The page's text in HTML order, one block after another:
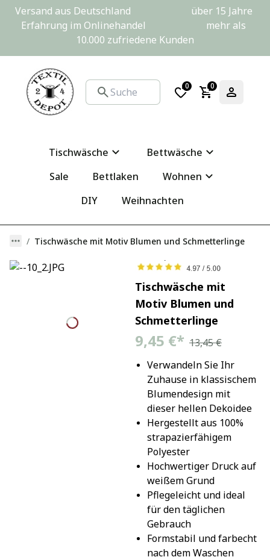
Versand aus Deutschland                         über 15 Jahre
Erfahrung im Onlinehandel                         mehr als
10.000 zufriedene Kunden
0 0
Tischwäsche
Bettwäsche
Sale
Bettlaken
Wohnen
DIY
Weihnachten
Tischwäsche mit Motiv Blumen und Schmetterlinge
Tischwäsche mit
Motiv Blumen und
Schmetterlinge
9,45 €* 13,45 €
Verwandeln Sie Ihr
Zuhause in klassischem
Blumendesign mit
dieser hellen Dekoidee
Hergestellt aus 100%
strapazierfähigem
Polyester
Hochwertiger Druck auf
weißem Grund
Pflegeleicht und ideal
für den täglichen
Gebrauch
Formstabil und farbecht
nach dem Waschen